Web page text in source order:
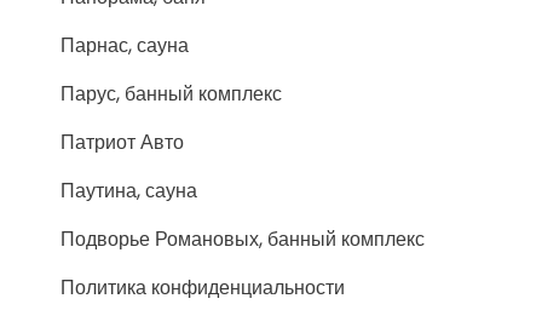
Парнас, сауна
Парус, банный комплекс
Патриот Авто
Паутина, сауна
Подворье Романовых, банный комплекс
Политика конфиденциальности